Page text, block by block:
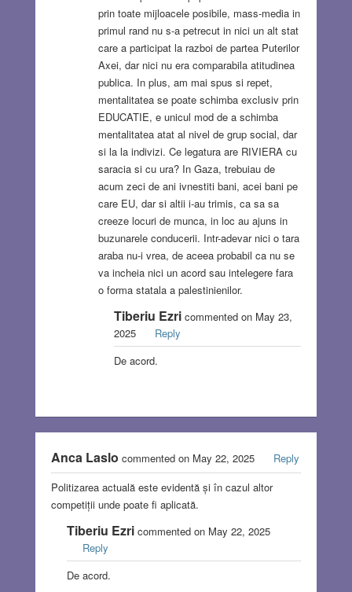
prin toate mijloacele posibile, mass-media in
primul rand nu s-a petrecut in nici un alt stat
care a participat la razboi de partea Puterilor
Axei, dar nici nu era comparabila atitudinea
publica. In plus, am mai spus si repet,
mentalitatea se poate schimba exclusiv prin
EDUCATIE, e unicul mod de a schimba
mentalitatea atat al nivel de grup social, dar
si la la indivizi. Ce legatura are RIVIERA cu
saracia si cu ura? In Gaza, trebuiau de
acum zeci de ani ivnestiti bani, acei bani pe
care EU, dar si altii i-au trimis, ca sa sa
creeze locuri de munca, in loc au ajuns in
buzunarele conducerii. Intr-adevar nici o tara
araba nu-i vrea, de aceea probabil ca nu se
va incheia nici un acord sau intelegere fara
o forma statala a palestinienilor.
Tiberiu Ezricommented on May 23,
2025
Reply
De acord.
Anca Laslo commented on May 22, 2025
Reply
Politizarea actuală este evidentă și în cazul altor
competiții unde poate fi aplicată.
Tiberiu Ezricommented on May 22, 2025
Reply
De acord.